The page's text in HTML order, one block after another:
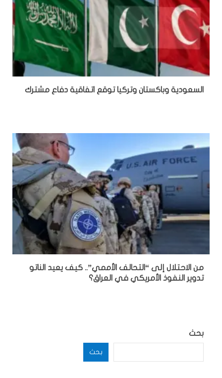
السعودية وباكستان وتركيا توقع اتفاقية دفاع مشترك
من الاحتلال إلى “التحالف الأممي”.. كيف يعيد الناتو
تدوير النفوذ الأمريكي في العراق؟
بحث
بحث